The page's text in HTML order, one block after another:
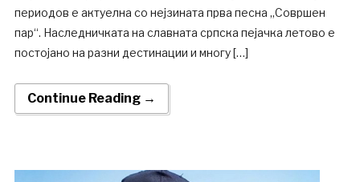
периодов е актуелна со нејзината прва песна „Совршен
пар“. Наследничката на славната српска пејачка летово е
постојано на разни дестинации и многу […]
Continue Reading →